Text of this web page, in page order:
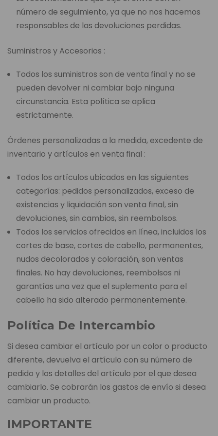
número de seguimiento, ya que no nos hacemos
responsables de las devoluciones perdidas.
Suministros y Accesorios :
Todos los suministros son de venta final y no se
pueden devolver ni cambiar bajo ninguna
circunstancia. Esta política se aplica
estrictamente.
Órdenes personalizadas a la medida, excedente de
inventario y artículos en venta final :
Todos los artículos ubicados en las siguientes
categorías: pedidos personalizados, exceso de
existencias y liquidación son venta final, sin
devoluciones, sin cambios, sin reembolsos.
Todos los servicios ofrecidos en línea, incluidos los
cortes de base, cortes de cabello, permanentes,
nudos decolorados y coloración, son ventas
finales. No hay devoluciones, reembolsos ni
garantías una vez que el suplemento para el
cabello ha sido alterado permanentemente.
Política De Intercambio
Si desea cambiar el artículo por un color o producto
diferente, devuelva el artículo con su número de
pedido y los detalles del artículo por el que desea
cambiarlo. Se cobrarán los gastos de envío si desea
cambiar un producto.
IMPORTANTE